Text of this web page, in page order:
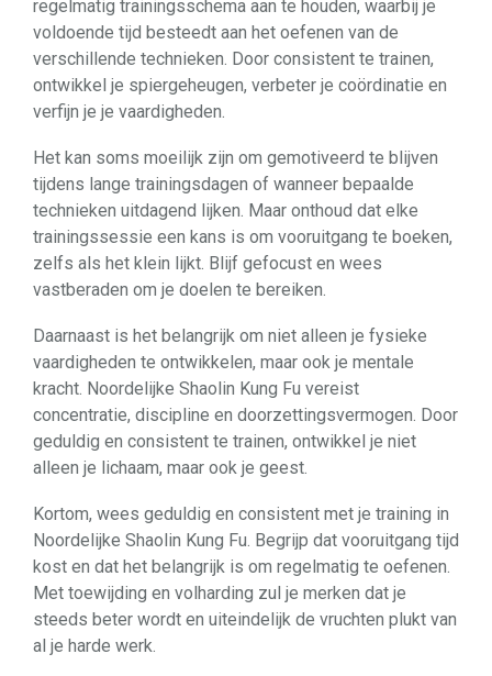
regelmatig trainingsschema aan te houden, waarbij je
voldoende tijd besteedt aan het oefenen van de
verschillende technieken. Door consistent te trainen,
ontwikkel je spiergeheugen, verbeter je coördinatie en
verfijn je je vaardigheden.
Het kan soms moeilijk zijn om gemotiveerd te blijven
tijdens lange trainingsdagen of wanneer bepaalde
technieken uitdagend lijken. Maar onthoud dat elke
trainingssessie een kans is om vooruitgang te boeken,
zelfs als het klein lijkt. Blijf gefocust en wees
vastberaden om je doelen te bereiken.
Daarnaast is het belangrijk om niet alleen je fysieke
vaardigheden te ontwikkelen, maar ook je mentale
kracht. Noordelijke Shaolin Kung Fu vereist
concentratie, discipline en doorzettingsvermogen. Door
geduldig en consistent te trainen, ontwikkel je niet
alleen je lichaam, maar ook je geest.
Kortom, wees geduldig en consistent met je training in
Noordelijke Shaolin Kung Fu. Begrijp dat vooruitgang tijd
kost en dat het belangrijk is om regelmatig te oefenen.
Met toewijding en volharding zul je merken dat je
steeds beter wordt en uiteindelijk de vruchten plukt van
al je harde werk.